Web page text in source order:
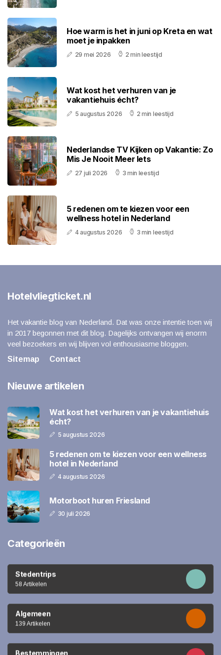
Hoe warm is het in juni op Kreta en wat
moet je inpakken
29 mei 2026 2 min leestijd
Wat kost het verhuren van je
vakantiehuis écht?
5 augustus 2026 2 min leestijd
Nederlandse TV Kijken op Vakantie: Zo
Mis Je Nooit Meer Iets
27 juli 2026 3 min leestijd
5 redenen om te kiezen voor een
wellness hotel in Nederland
4 augustus 2026 3 min leestijd
Hotelvliegticket.nl
Het vakantie blog van Nederland. Dat was onze intentie toen wij
in 2017 begonnen met dit blog. Dagelijks ontvangen wij enorm
veel bezoekers en wij blijven vol enthousiasme bloggen.
Sitemap
Contact
Nieuwe artikelen
Wat kost het verhuren van je vakantiehuis
écht?
5 augustus 2026
5 redenen om te kiezen voor een wellness
hotel in Nederland
4 augustus 2026
Motorboot huren Friesland
30 juli 2026
Categorieën
Stedentrips
58 Artikelen
Algemeen
139 Artikelen
Bestemmingen